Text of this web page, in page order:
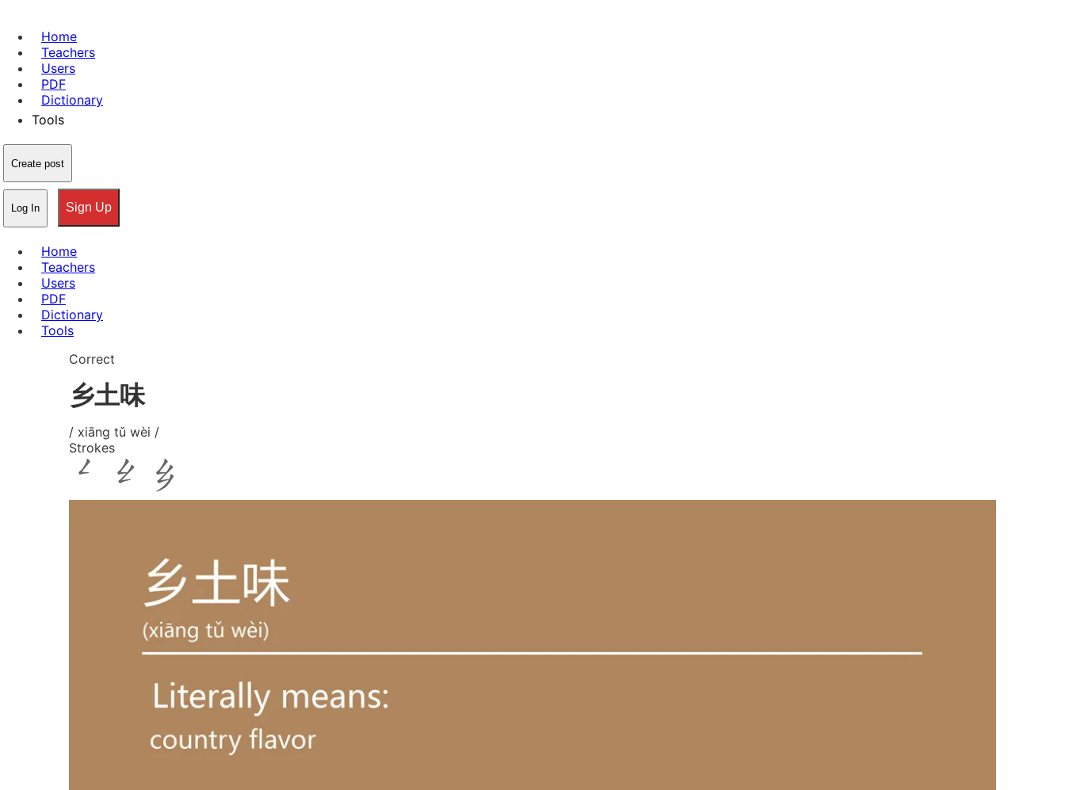
Home
Teachers
Users
PDF
Dictionary
Tools
Create post
Log In Sign Up
Home
Teachers
Users
PDF
Dictionary
Tools
Correct
乡土味
/ xiāng tǔ wèi /
Strokes